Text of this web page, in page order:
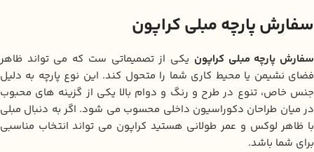
سفارش پارچه مبلی کراپون
سفارش پارچه مبلی کراپون یکی از تصمیماتی‌ ست که می‌ تواند ظاهر
فضای نشیمن یا محیط کاری شما را متحول کند. این نوع پارچه به دلیل
جنس خاص، تنوع در طرح و رنگ و دوام بالا یکی از گزینه‌ های محبوب
در میان طراحان دکوراسیون داخلی محسوب می‌ شود. اگر به‌ دنبال مبلی
با ظاهر لوکس و عمر طولانی هستید کراپون می‌ تواند انتخاب مناسبی
برای شما باشد.